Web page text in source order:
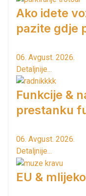
Ako idete
pazite gdje
06. Avgust. 2026.
Detaljnije...
Funkcije &
prestanku
06. Avgust. 2026.
Detaljnije...
EU & mlijeko